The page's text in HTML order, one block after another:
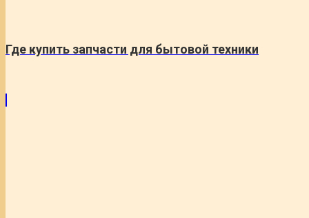
Где купить запчасти для бытовой техники